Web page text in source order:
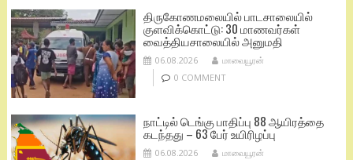
திருகோணமலையில் பாடசாலையில்
குளவிக்கொட்டு: 30 மாணவர்கள்
வைத்தியசாலையில் அனுமதி
06.08.2026
மாவையூரன்
0 COMMENT
நாட்டில் டெங்கு பாதிப்பு 88 ஆயிரத்தை
கடந்தது – 63 பேர் உயிரிழப்பு
06.08.2026
மாவையூரன்